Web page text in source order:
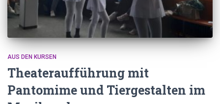
AUS DEN KURSEN
Theateraufführung mit
Pantomime und Tiergestalten im